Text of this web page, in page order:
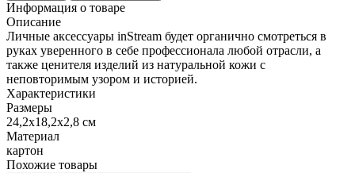
Информация о товаре
Описание
Личные аксессуары inStream будет органично смотреться в
руках уверенного в себе профессионала любой отрасли, а
также ценителя изделий из натуральной кожи с
неповторимым узором и историей.
Характеристики
Размеры
24,2х18,2х2,8 см
Материал
картон
Похожие товары